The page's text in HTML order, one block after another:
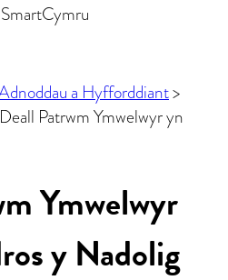
SmartCymru
a Hyfforddiant>
Patrwm Ymwelwyr yn
Ymwelwyr
y Nadolig